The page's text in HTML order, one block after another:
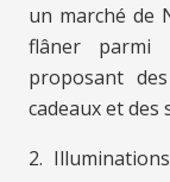
un marché de
flâner parmi
proposant
cadeaux et des
2.